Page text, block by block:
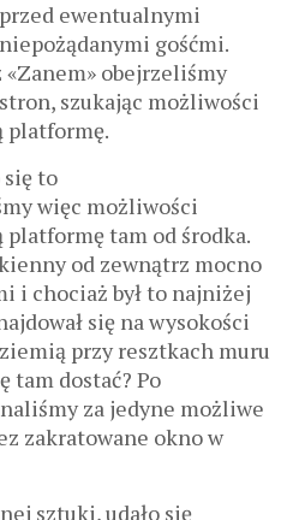
ewentualnymi
gośćmi.
obejrzeliśmy
szukając możliwości
platformę.
się to
więc możliwości
platformę tam od środka.
od zewnątrz mocno
i chociaż był to najniżej
się na wysokości
przy resztkach muru
tam dostać? Po
za jedyne możliwe
zakratowane okno w
sztuki, udało się